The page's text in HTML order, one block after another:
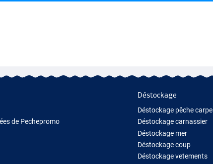
de Pechepromo
Déstockage
Déstockage pêche carpe
Déstockage carnassier
Déstockage mer
Déstockage coup
Déstockage vetements